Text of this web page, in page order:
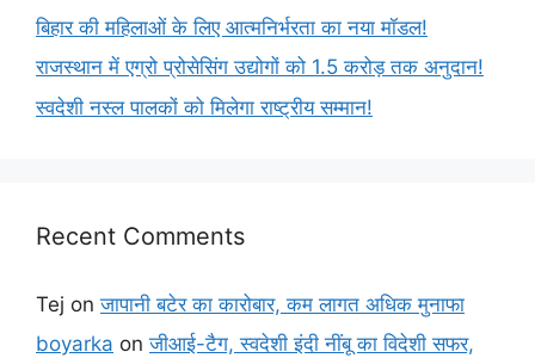
बिहार की महिलाओं के लिए आत्मनिर्भरता का नया मॉडल!
राजस्थान में एग्रो प्रोसेसिंग उद्योगों को 1.5 करोड़ तक अनुदान!
स्वदेशी नस्ल पालकों को मिलेगा राष्ट्रीय सम्मान!
Recent Comments
Tej onजापानी बटेर का कारोबार, कम लागत अधिक मुनाफा
boyarka onजीआई-टैग, स्वदेशी इंदी नींबू का विदेशी सफर,